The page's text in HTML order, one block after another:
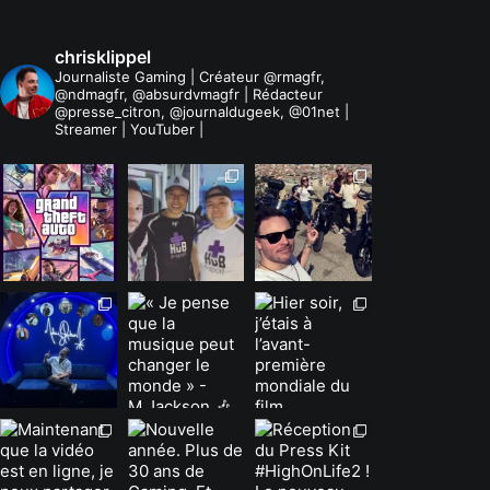
chrisklippel
Journaliste Gaming | Créateur @rmagfr,
@ndmagfr, @absurdvmagfr | Rédacteur
@presse_citron, @journaldugeek, @01net |
Streamer | YouTuber |